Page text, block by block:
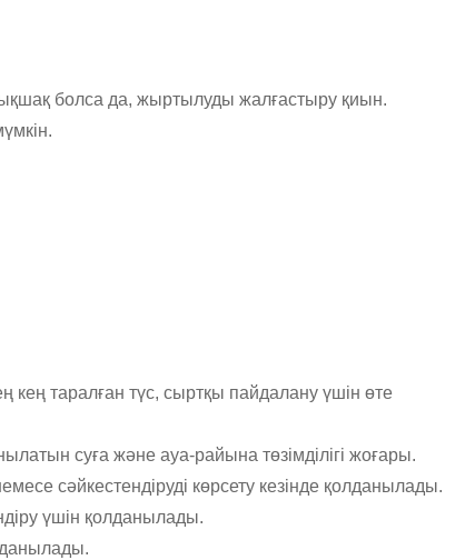
болса да, жыртылуды жалғастыру қиын.
кең таралған түс, сыртқы пайдалану үшін өте
суға және ауа-райына төзімділігі жоғары.
сәйкестендіруді көрсету кезінде қолданылады.
үшін қолданылады.